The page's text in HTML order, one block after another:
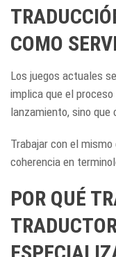
COMO
Los juegos actuales
implica que el
lanzamiento, sino que
Trabajar con el
coherencia en
POR QUÉ